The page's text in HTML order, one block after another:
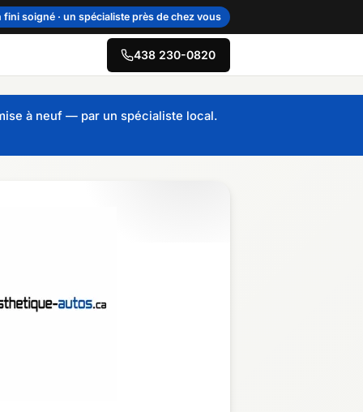
fini soigné · un spécialiste près de chez vous
du-Québec
438 230-0820
à neuf — par un spécialiste local.